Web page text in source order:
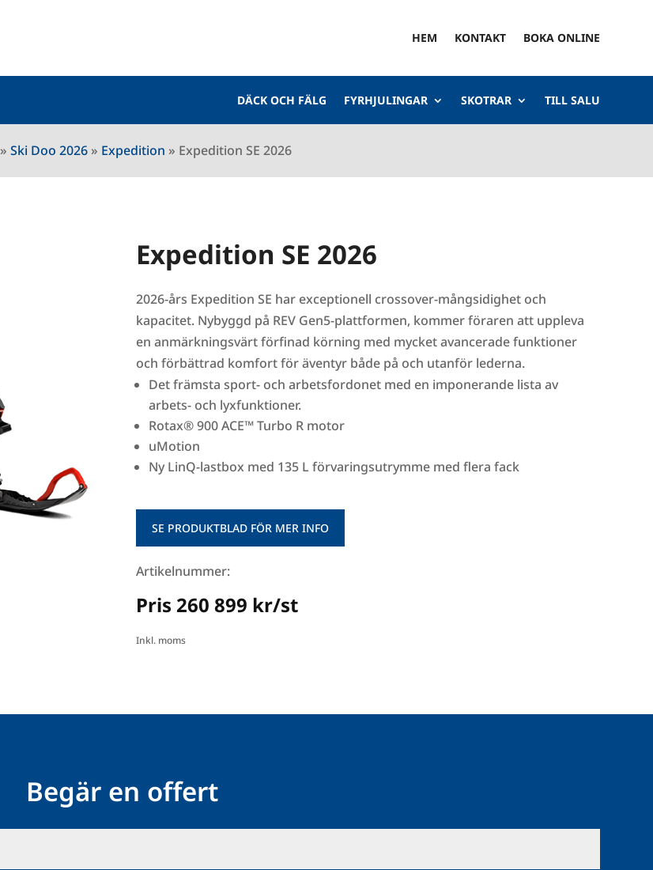
HEM KONTAKT BOKA ONLINE
DÄCK OCH FÄLG FYRHJULINGAR SKOTRAR TILL SALU
» Ski Doo 2026 » Expedition » Expedition SE 2026
Expedition SE 2026
2026-års Expedition SE har exceptionell crossover-mångsidighet och
kapacitet. Nybyggd på REV Gen5-plattformen, kommer föraren att uppleva
en anmärkningsvärt förfinad körning med mycket avancerade funktioner
och förbättrad komfort för äventyr både på och utanför lederna.
Det främsta sport- och arbetsfordonet med en imponerande lista av
arbets- och lyxfunktioner.
Rotax® 900 ACE™ Turbo R motor
uMotion
Ny LinQ-lastbox med 135 L förvaringsutrymme med flera fack
SE PRODUKTBLAD FÖR MER INFO
Artikelnummer:
Pris 260 899 kr/st
Inkl. moms
Begär en offert